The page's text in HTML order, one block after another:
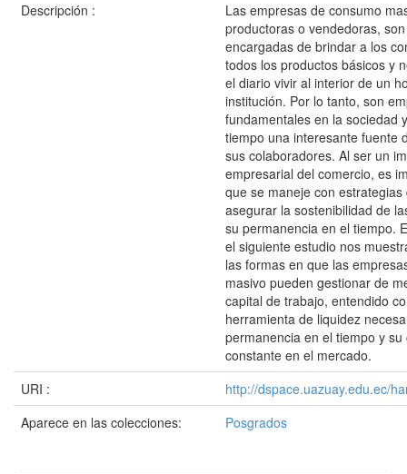
Descripción :
Las empresas de consumo
productoras o vendedoras,
encargadas de brindar a los
todos los productos básicos y
el diario vivir al interior de un
institución. Por lo tanto, son
fundamentales en la sociedad
tiempo una interesante fuente
sus colaboradores. Al ser un
empresarial del comercio, es
que se maneje con
asegurar la sostenibilidad de
su permanencia en el tiempo.
el siguiente estudio nos
las formas en que las
masivo pueden gestionar de
capital de trabajo, entendido
herramienta de liquidez
permanencia en el tiempo y su
constante en el mercado.
URI :
http://dspace.uazuay.edu.ec/
Aparece en las colecciones:
Posgrados